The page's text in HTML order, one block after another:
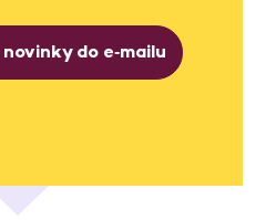
do e‑mailu